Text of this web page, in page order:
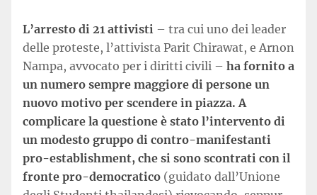
L’arresto di 21 attivisti – tra cui uno dei leader
delle proteste, l’attivista Parit Chirawat, e Arnon
Nampa, avvocato per i diritti civili – ha fornito a
un numero sempre maggiore di persone un
nuovo motivo per scendere in piazza. A
complicare la questione è stato l’intervento di
un modesto gruppo di contro-manifestanti
pro-establishment, che si sono scontrati con il
fronte pro-democratico (guidato dall’Unione